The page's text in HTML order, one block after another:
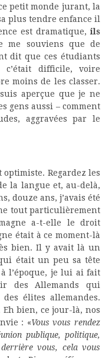
petit monde jurant, la
plus tendre enfance il
est dramatique,ils
me souviens que de
dit que ces étudiants
c’était difficile, voire
moins de les classer.
aperçue que je ne
gens aussi – comment
aggravées par le
optimiste. Regardez les
la langue et, au-delà,
douze ans, j’avais été
tout particulièrement
a-t-elle le droit
était à ce moment-là
bien. Il y avait là un
était un peu sa tête
l’époque, je lui ai fait
des Allemands qui
élites allemandes.
Eh bien, ce jour-là, nos
: «Vous vous rendez
publique, politique,
vous, cela vous